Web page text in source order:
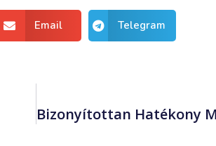
Email Telegram